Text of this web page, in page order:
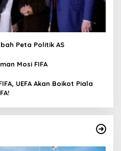
Peta Politik AS
Mosi FIFA
UEFA Akan Boikot Piala